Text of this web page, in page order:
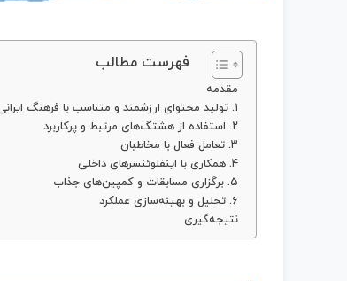
فهرست مطالب
مقدمه
۱. تولید محتوای ارزشمند و متناسب با فرهنگ ایرانی
۲. استفاده از هشتگ‌های مرتبط و پرکاربرد
۳. تعامل فعال با مخاطبان
۴. همکاری با اینفلوئنسرهای داخلی
۵. برگزاری مسابقات و کمپین‌های جذاب
۶. تحلیل و بهینه‌سازی عملکرد
نتیجه‌گیری